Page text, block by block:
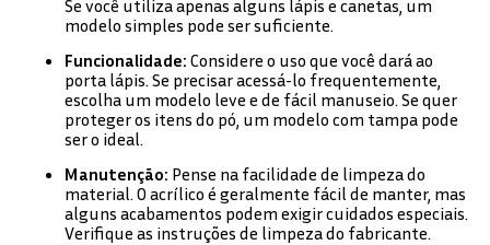
Se você utiliza apenas alguns lápis e canetas, um
modelo simples pode ser suficiente.
Funcionalidade: Considere o uso que você dará ao
porta lápis. Se precisar acessá-lo frequentemente,
escolha um modelo leve e de fácil manuseio. Se quer
proteger os itens do pó, um modelo com tampa pode
ser o ideal.
Manutenção: Pense na facilidade de limpeza do
material. O acrílico é geralmente fácil de manter, mas
alguns acabamentos podem exigir cuidados especiais.
Verifique as instruções de limpeza do fabricante.